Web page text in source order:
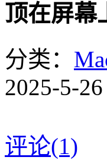
顶在屏幕
分类：
2025-5-
评论(1)